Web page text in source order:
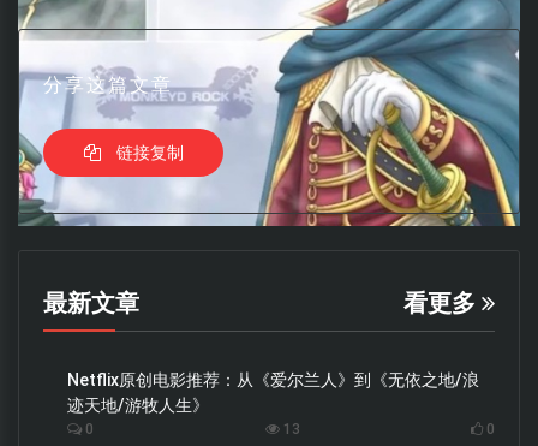
分享这篇文章
链接复制
最新文章 看更多
Netflix原创电影推荐：从《爱尔兰人》到《无依之地/浪
迹天地/游牧人生》
0 13 0